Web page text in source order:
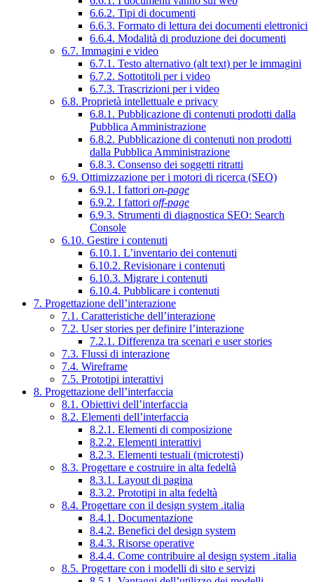
6.6.2. Tipi di documenti
6.6.3. Formato di lettura dei documenti elettronici
6.6.4. Modalità di produzione dei documenti
6.7. Immagini e video
6.7.1. Testo alternativo (alt text) per le immagini
6.7.2. Sottotitoli per i video
6.7.3. Trascrizioni per i video
6.8. Proprietà intellettuale e privacy
6.8.1. Pubblicazione di contenuti prodotti dalla
Pubblica Amministrazione
6.8.2. Pubblicazione di contenuti non prodotti
dalla Pubblica Amministrazione
6.8.3. Consenso dei soggetti ritratti
6.9. Ottimizzazione per i motori di ricerca (SEO)
6.9.1. I fattori on-page
6.9.2. I fattori off-page
6.9.3. Strumenti di diagnostica SEO: Search
Console
6.10. Gestire i contenuti
6.10.1. L’inventario dei contenuti
6.10.2. Revisionare i contenuti
6.10.3. Migrare i contenuti
6.10.4. Pubblicare i contenuti
7. Progettazione dell’interazione
7.1. Caratteristiche dell’interazione
7.2. User stories per definire l’interazione
7.2.1. Differenza tra scenari e user stories
7.3. Flussi di interazione
7.4. Wireframe
7.5. Prototipi interattivi
8. Progettazione dell’interfaccia
8.1. Obiettivi dell’interfaccia
8.2. Elementi dell’interfaccia
8.2.1. Elementi di composizione
8.2.2. Elementi interattivi
8.2.3. Elementi testuali (microtesti)
8.3. Progettare e costruire in alta fedeltà
8.3.1. Layout di pagina
8.3.2. Prototipi in alta fedeltà
8.4. Progettare con il design system .italia
8.4.1. Documentazione
8.4.2. Benefici del design system
8.4.3. Risorse operative
8.4.4. Come contribuire al design system .italia
8.5. Progettare con i modelli di sito e servizi